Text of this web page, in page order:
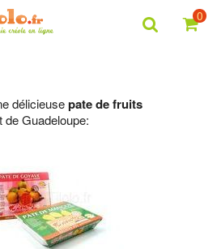
0
délicieusepate de fruits
Guadeloupe: